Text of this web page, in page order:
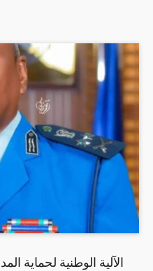
الآلية الوطنية لحماية